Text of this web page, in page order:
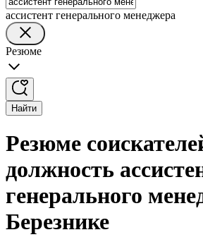
ассистент генерального менеджера
Резюме
Найти
Резюме
должность
генерального
Березнике